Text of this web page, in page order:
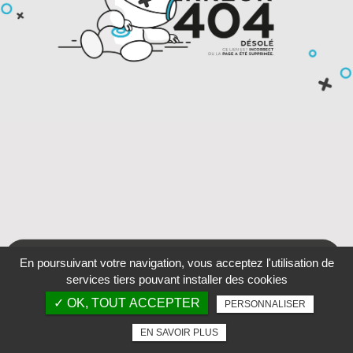
En poursuivant votre navigation, vous acceptez l'utilisation de
services tiers pouvant installer des cookies
✓ OK, TOUT ACCEPTER
PERSONNALISER
EN SAVOIR PLUS